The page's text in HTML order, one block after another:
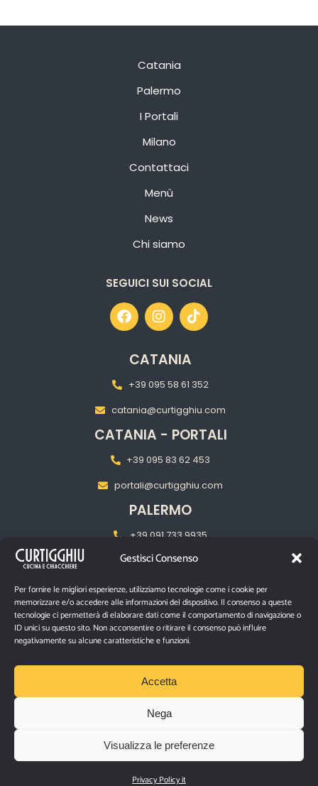
Gestisci Consenso
Per fornire le migliori esperienze, utilizziamo tecnologie come i cookie per
memorizzare e/o accedere alle informazioni del dispositivo. Il consenso a queste
tecnologie ci permetterà di elaborare dati come il comportamento di navigazione o
ID unici su questo sito. Non acconsentire o ritirare il consenso può influire
negativamente su alcune caratteristiche e funzioni.
Accetta
Nega
Visualizza le preferenze
Privacy Policy it
Catania
Palermo
I Portali
Milano
Contattaci
Menù
News
Chi siamo
SEGUICI SUI SOCIAL
CATANIA
+39 095 58 61 352
catania@curtigghiu.com
CATANIA - PORTALI
+39 095 83 62 453
portali@curtigghiu.com
PALERMO
+39 091 733 9935
palermo@curtigghiu.com
MILANO
‎+39 02 2217 5681
pasubiomilano@curtigghiu.com
PRIVACY POLICY
Via Santa Filomena n° 10/12 – Catania, 95129
©2026 Curtigghiu |Tutti i diritti riservati.